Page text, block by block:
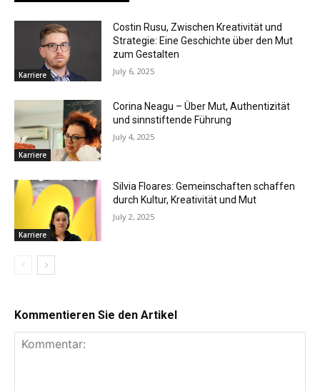
Karriere
Costin Rusu, Zwischen Kreativität und
Strategie: Eine Geschichte über den Mut
zum Gestalten
July 6, 2025
Karriere
Corina Neagu – Über Mut, Authentizität
und sinnstiftende Führung
July 4, 2025
Karriere
Silvia Floares: Gemeinschaften schaffen
durch Kultur, Kreativität und Mut
July 2, 2025
Kommentieren Sie den Artikel